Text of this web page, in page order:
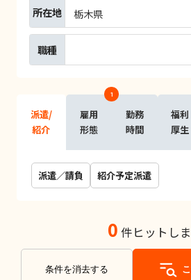
所在地 栃木県
職種
派遣/
紹介
雇用
形態
1
勤務
時間
福利
厚生
派遣／請負 紹介予定派遣
0 件ヒットし
条件を消去する